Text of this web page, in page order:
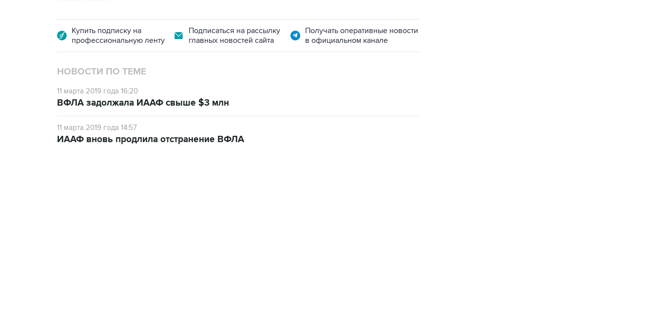
Купить подписку на
профессиональную ленту
Подписаться на рассылку
главных новостей сайта
Получать оперативные новости
в официальном канале
НОВОСТИ ПО ТЕМЕ
11 марта 2019 года 16:20
ВФЛА задолжала ИААФ свыше $3 млн
11 марта 2019 года 14:57
ИААФ вновь продлила отстранение ВФЛА